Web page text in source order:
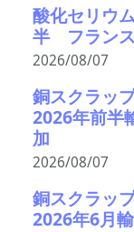
酸化セリウ
半 フランス
2026/08/07
銅スクラッ
2026年前半
加
2026/08/07
銅スクラッ
2026年6月